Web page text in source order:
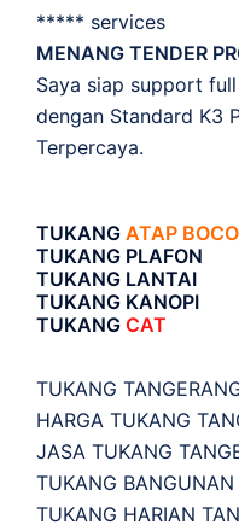
***** services
MENANG TENDER
Saya siap support
dengan Standard K3
Terpercaya.
TUKANG ATAP
TUKANG PLAFON
TUKANG LANTAI
TUKANG KANOPI
TUKANG CAT
TUKANG
HARGA TUKANG
JASA TUKANG
TUKANG BANGUNAN
TUKANG HARIAN